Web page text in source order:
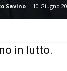
Savino - 10 Giugno
in lutto.